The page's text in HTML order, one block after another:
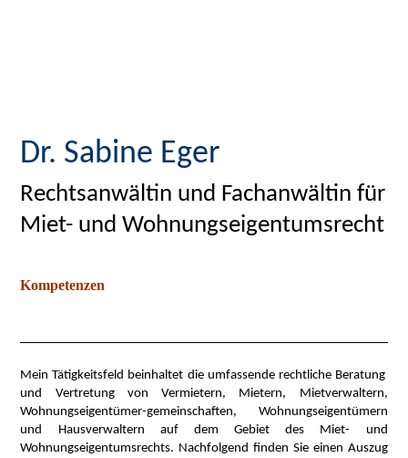
Dr. Sabine Eger
Rechtsanwältin und Fachanwältin für
Miet- und Wohnungseigentumsrecht
Kompetenzen
Mein Tätigkeitsfeld beinhaltet die umfassende rechtliche Beratung
und Vertretung von Vermietern, Mietern, Mietverwaltern,
Wohnungseigentümer-gemeinschaften, Wohnungseigentümern
und Hausverwaltern auf dem Gebiet des Miet- und
Wohnungseigentumsrechts. Nachfolgend finden Sie einen Auszug